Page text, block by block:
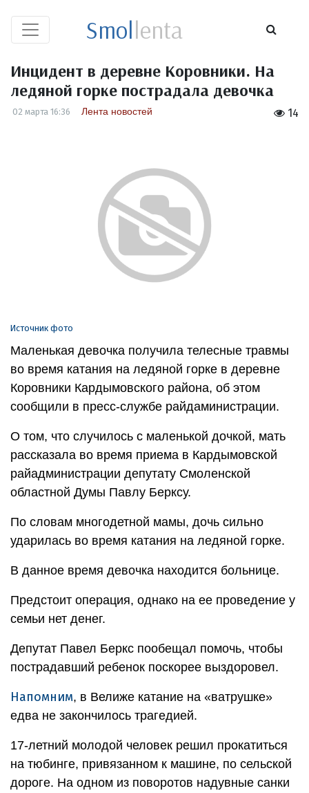
Smollenta
Инцидент в деревне Коровники. На
ледяной горке пострадала девочка
14
02 марта 16:36 Лента новостей
Источник фото
Маленькая девочка получила телесные травмы
во время катания на ледяной горке в деревне
Коровники Кардымовского района, об этом
сообщили в пресс-службе райдаминистрации.
О том, что случилось с маленькой дочкой, мать
рассказала во время приема в Кардымовской
райадминистрации депутату Смоленской
областной Думы Павлу Берксу.
По словам многодетной мамы, дочь сильно
ударилась во время катания на ледяной горке.
В данное время девочка находится больнице.
Предстоит операция, однако на ее проведение у
семьи нет денег.
Депутат Павел Беркс пообещал помочь, чтобы
пострадавший ребенок поскорее выздоровел.
Напомним, в Велиже катание на «ватрушке»
едва не закончилось трагедией.
17-летний молодой человек решил прокатиться
на тюбинге, привязанном к машине, по сельской
дороге. На одном из поворотов надувные санки